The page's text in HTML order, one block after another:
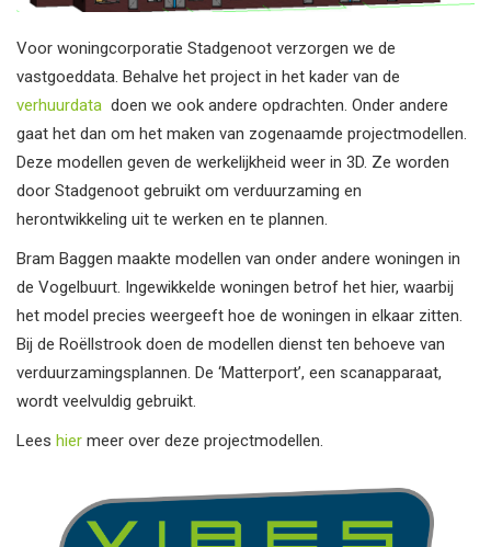
Voor woningcorporatie Stadgenoot verzorgen we de
vastgoeddata. Behalve het project in het kader van de
verhuurdata doen we ook andere opdrachten. Onder andere
gaat het dan om het maken van zogenaamde projectmodellen.
Deze modellen geven de werkelijkheid weer in 3D. Ze worden
door Stadgenoot gebruikt om verduurzaming en
herontwikkeling uit te werken en te plannen.
Bram Baggen maakte modellen van onder andere woningen in
de Vogelbuurt. Ingewikkelde woningen betrof het hier, waarbij
het model precies weergeeft hoe de woningen in elkaar zitten.
Bij de Roëllstrook doen de modellen dienst ten behoeve van
verduurzamingsplannen. De ‘Matterport’, een scanapparaat,
wordt veelvuldig gebruikt.
Lees hier meer over deze projectmodellen.